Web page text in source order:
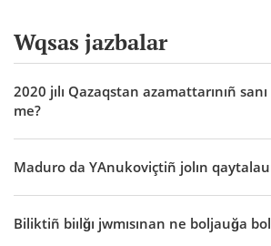
Wqsas jazbalar
2020 jılı Qazaqstan azamattarınıñ
me?
Maduro da YAnukoviçtiñ jolın
Biliktiñ biılğı jwmısınan ne boljauğa